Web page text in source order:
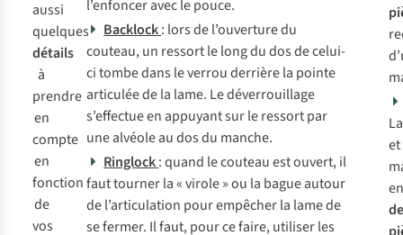
aussi
quelques
détails
à
prendre
en
compte
en
fonction
de
vos
l’enfoncer avec le pouce.
Backlock: lors de l’ouverture du
couteau, un ressort le long du dos de celui-
ci tombe dans le verrou derrière la pointe
articulée de la lame. Le déverrouillage
s’effectue en appuyant sur le ressort par
une alvéole au dos du manche.
Ringlock: quand le couteau est ouvert, il
faut tourner la « virole » ou la bague autour
de l’articulation pour empêcher la lame de
se fermer. Il faut, pour ce faire, utiliser les
et
en